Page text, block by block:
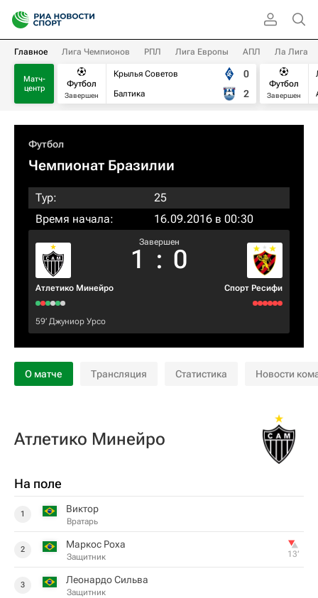
Главное Лига Чемпионов РПЛ Лига Европы АПЛ Ла Лига
Матч-
центр
Футбол
Завершен
Крылья Советов
Балтика
0
2
Футбол
Завершен
Футбол
Чемпионат Бразилии
Тур:
25
Время начала:
16.09.2016 в 00:30
Атлетико Минейро
Завершен
1 : 0
Спорт Ресифи
59‎’‎ Джуниор Урсо
О матче Трансляция Статистика Новости
Атлетико Минейро
На поле
1 Виктор
Вратарь
2 Маркос Роха
Защитник 13‎’‎
3 Леонардо Сильва
Защитник